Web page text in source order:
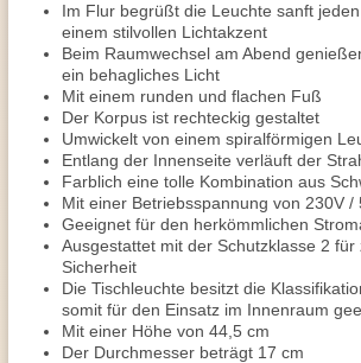
Im Flur begrüßt die Leuchte sanft
einem stilvollen Lichtakzent
Beim Raumwechsel am Abend
ein behagliches Licht
Mit einem runden und flachen Fuß
Der Korpus ist rechteckig gestaltet
Umwickelt von einem spiralförmigen
Entlang der Innenseite verläuft der
Farblich eine tolle Kombination aus
Mit einer Betriebsspannung von 230V /
Geeignet für den herkömmlichen
Ausgestattet mit der Schutzklasse 2 für
Sicherheit
Die Tischleuchte besitzt die
somit für den Einsatz im Innenraum
Mit einer Höhe von 44,5 cm
Der Durchmesser beträgt 17 cm